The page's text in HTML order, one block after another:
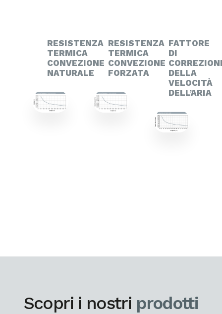
RESISTENZA
TERMICA
CONVEZIONE
NATURALE
RESISTENZA
TERMICA
CONVEZIONE
FORZATA
FATTORE
DI
DELLA
VELOCITÀ
DELL’ARIA
Scopri i nostri prodotti